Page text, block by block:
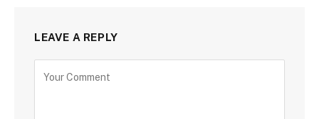
LEAVE A REPLY